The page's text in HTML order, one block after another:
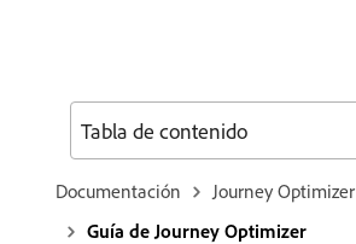
Documentación
Journey Optimizer
Guía de Journey Optimizer
Tabla de contenido